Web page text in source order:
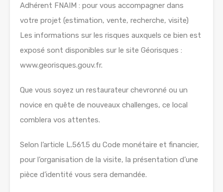
Adhérent FNAIM : pour vous accompagner dans
votre projet (estimation, vente, recherche, visite)
Les informations sur les risques auxquels ce bien est
exposé sont disponibles sur le site Géorisques :
www.georisques.gouv.fr.
Que vous soyez un restaurateur chevronné ou un
novice en quête de nouveaux challenges, ce local
comblera vos attentes.
Selon l’article L.561.5 du Code monétaire et financier,
pour l’organisation de la visite, la présentation d’une
pièce d’identité vous sera demandée.